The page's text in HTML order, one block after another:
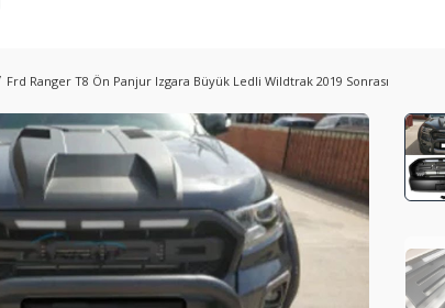
Frd Ranger T8 Ön Panjur Izgara Büyük Ledli Wildtrak 2019 Sonrası